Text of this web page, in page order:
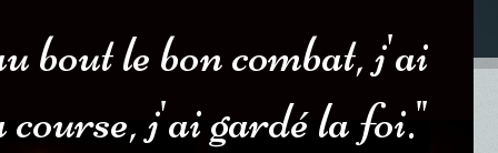
bout le bon combat, j'ai
course, j'ai gardé la foi."